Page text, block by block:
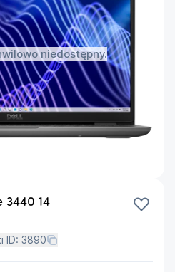
niedostępny.
3440 14
ID: 3890